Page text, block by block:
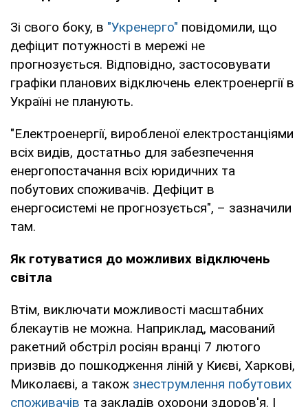
Зі свого боку, в "Укренерго" повідомили, що
дефіцит потужності в мережі не
прогнозується. Відповідно, застосовувати
графіки планових відключень електроенергії в
Україні не планують.
"Електроенергії, виробленої електростанціями
всіх видів, достатньо для забезпечення
енергопостачання всіх юридичних та
побутових споживачів. Дефіцит в
енергосистемі не прогнозується", – зазначили
там.
Як готуватися до можливих відключень
світла
Втім, виключати можливості масштабних
блекаутів не можна. Наприклад, масований
ракетний обстріл росіян вранці 7 лютого
призвів до пошкодження ліній у Києві, Харкові,
Миколаєві, а також знеструмлення побутових
споживачів та закладів охорони здоров'я. І